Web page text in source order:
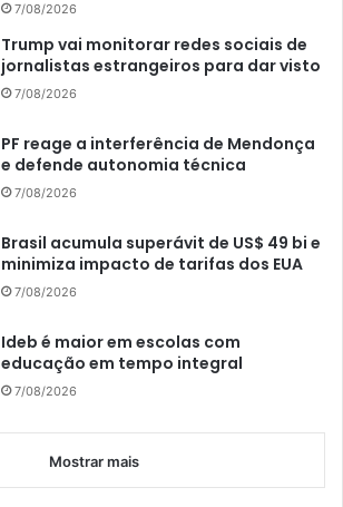
7/08/2026
Trump vai monitorar redes sociais de
jornalistas estrangeiros para dar visto
7/08/2026
PF reage a interferência de Mendonça
e defende autonomia técnica
7/08/2026
Brasil acumula superávit de US$ 49 bi e
minimiza impacto de tarifas dos EUA
7/08/2026
Ideb é maior em escolas com
educação em tempo integral
7/08/2026
Mostrar mais